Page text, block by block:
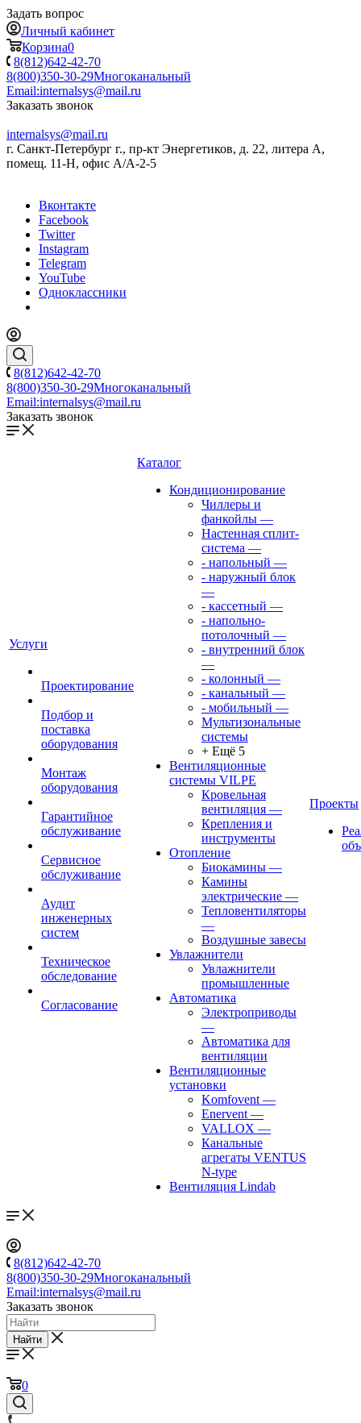
Задать вопрос
Личный кабинет
Корзина0
8(812)642-42-70
8(800)350-30-29Многоканальный
Email:internalsys@mail.ru
Заказать звонок
internalsys@mail.ru
г. Санкт-Петербург г., пр-кт Энергетиков, д. 22, литера А,
помещ. 11-Н, офис А/А-2-5
Вконтакте
Facebook
Twitter
Instagram
Telegram
YouTube
Одноклассники
8(812)642-42-70
8(800)350-30-29Многоканальный
Email:internalsys@mail.ru
Заказать звонок
Услуги
Проектирование
Подбор и
поставка
оборудования
Монтаж
оборудования
Гарантийное
обслуживание
Сервисное
обслуживание
Аудит
инженерных
систем
Техническое
обследование
Согласование
Каталог
Кондиционирование
Чиллеры и
фанкойлы —
Настенная сплит-
система —
- напольный —
- наружный блок
—
- кассетный —
- напольно-
потолочный —
- внутренний блок
—
- колонный —
- канальный —
- мобильный —
Мультизональные
системы
+ Ещё 5
Вентиляционные
системы VILPE
Кровельная
вентиляция —
Крепления и
инструменты
Отопление
Биокамины —
Камины
электрические —
Тепловентиляторы
—
Воздушные завесы
Увлажнители
Увлажнители
промышленные
Автоматика
Электроприводы
—
Автоматика для
вентиляции
Вентиляционные
установки
Komfovent —
Enervent —
VALLOX —
Канальные
агрегаты VENTUS
N-type
Вентиляция Lindab
Проекты
8(812)642-42-70
8(800)350-30-29Многоканальный
Email:internalsys@mail.ru
Заказать звонок
Найти
0